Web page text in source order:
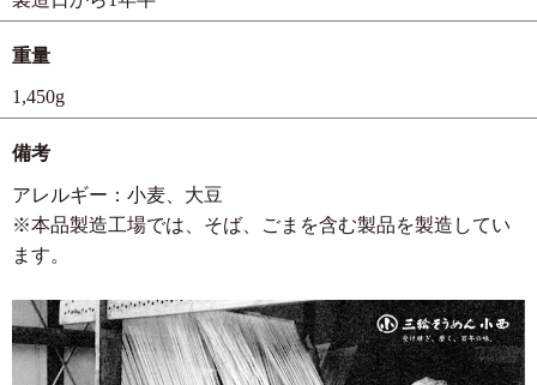
重量
1,450g
備考
アレルギー：小麦、大豆
※本品製造工場では、そば、ごまを含む製品を製造してい
ます。